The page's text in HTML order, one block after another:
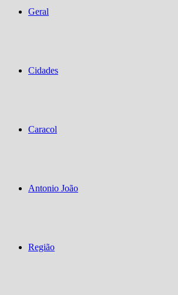
Geral
Cidades
Caracol
Antonio João
Região